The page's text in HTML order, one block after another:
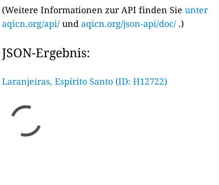
(Weitere Informationen zur API finden Sieunter
aqicn.org/api/ und aqicn.org/json-api/doc/ .)
JSON-Ergebnis:
Laranjeiras, Espírito Santo (ID: H12722)